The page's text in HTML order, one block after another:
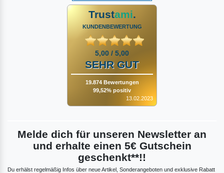
Trustami.
KUNDENBEWERTUNG
5,00 / 5,00
SEHR GUT
19.874 Bewertungen
99,52% positiv
13.02.2023
Melde dich für unseren Newsletter an
und erhalte einen 5€ Gutschein
geschenkt**!!
Du erhälst regelmäßig Infos über neue Artikel, Sonderangeboten und exklusive Rabatt